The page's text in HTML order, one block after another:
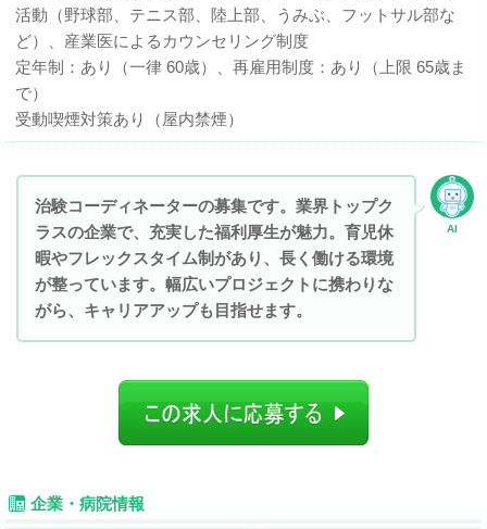
活動（野球部、テニス部、陸上部、うみぶ、フットサル部な
ど）、産業医によるカウンセリング制度
定年制：あり（一律 60歳）、再雇用制度：あり（上限 65歳ま
で）
受動喫煙対策あり（屋内禁煙）
AI
治験コーディネーターの募集です。業界トップク
ラスの企業で、充実した福利厚生が魅力。育児休
暇やフレックスタイム制があり、長く働ける環境
が整っています。幅広いプロジェクトに携わりな
がら、キャリアアップも目指せます。
企業・病院情報